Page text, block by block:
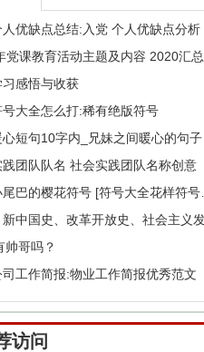
人优缺点总结:入党 个人优缺点分析
党课教育活动主题及内容 2020汇总
习感悟与收获
大全怎么打:稀有绝版符号
心短句10字内_兄妹之间暖心的句子
团队队名 社会实践团队名称创意
帅哥吗？
工作简报:物业工作简报优秀范文
访问